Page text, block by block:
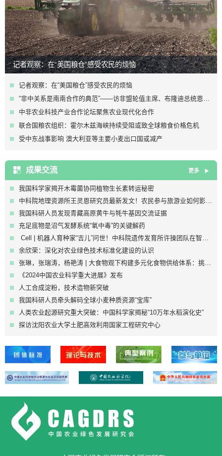
记者观察：在“美国粮仓”感受农民的烦恼
记者观察：在“美国粮仓”感受农民的烦恼
“非中关系是南南合作的典范”——访非盟轮值主席、布隆迪总统恩达伊施米耶
中非农业科技产业合作论坛聚焦农业现代化合作
联合国粮农组织：霍尔木兹海峡持续受阻或致全球粮食价格危机
受中东战事影响 澳大利亚等主要小麦出口国或减产
成果交流 更多
我国科学家揭开木霉菌协同植物生长素转运秘密
中科院地理资源所王灵恩研究员最新发文！农民参与旅游业如何影响其对粮食安全的认知：来自中国的初步证据
我国科研人员发现青藏高原黄牛与牦牛基因交流证据
充足底物是沼气发酵系统“氧中毒”的关键解药
Cell | 机器人育种家“吉儿”问世！中科院遗传发育所许操团队在智能育种和制种领域取得引领性突破
余欣荣：深化对农业绿色技术标准化建设的认识
张琳，张瑞涛，杨艳涛 | 大食物观下构建多元化食物供给体系：挑战、潜力与可持续路径
《2024中国农业科学重大进展》发布
人工合成淀粉，技术造物新突破
我国科研人员牵头解码全球小麦种质资源“宝库”
人类农业起源研究重大突破：中国科学家揭秘“10万年水稻演化史”
探访沈阳农业大学土肥高效利用国家工程研究中心